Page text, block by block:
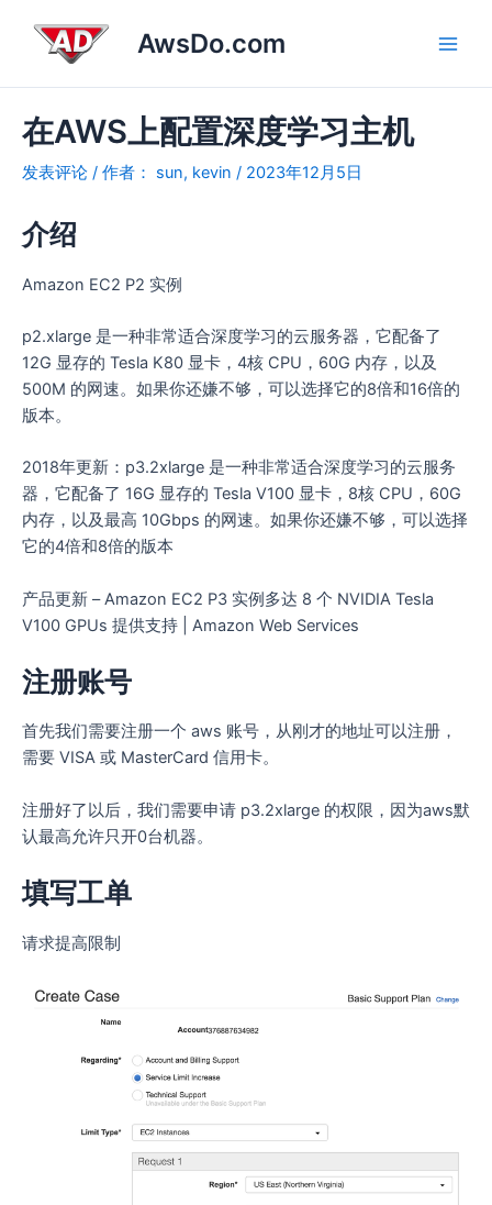
容
AwsDo.com
在AWS上配置深度学习主机
发表评论 / 作者： sun, kevin / 2023年12月5日
介绍
Amazon EC2 P2 实例
p2.xlarge 是一种非常适合深度学习的云服务器，它配备了
12G 显存的 Tesla K80 显卡，4核 CPU，60G 内存，以及
500M 的网速。如果你还嫌不够，可以选择它的8倍和16倍的
版本。
2018年更新：p3.2xlarge 是一种非常适合深度学习的云服务
器，它配备了 16G 显存的 Tesla V100 显卡，8核 CPU，60G
内存，以及最高 10Gbps 的网速。如果你还嫌不够，可以选择
它的4倍和8倍的版本
产品更新 – Amazon EC2 P3 实例多达 8 个 NVIDIA Tesla
V100 GPUs 提供支持 | Amazon Web Services
注册账号
首先我们需要注册一个 aws 账号，从刚才的地址可以注册，
需要 VISA 或 MasterCard 信用卡。
注册好了以后，我们需要申请 p3.2xlarge 的权限，因为aws默
认最高允许只开0台机器。
填写工单
请求提高限制
navigation